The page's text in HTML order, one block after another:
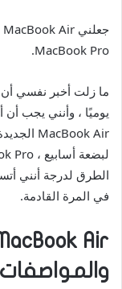
MacBook Pro.
ما زلت أخبر نفسي أن
يوميًا ، وأنني يجب
الطرق لدرجة أنني
في المرة القادمة.
والمواصفات